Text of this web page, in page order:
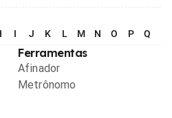
I J K L M N O P Q
Ferramentas
Afinador
Metrônomo